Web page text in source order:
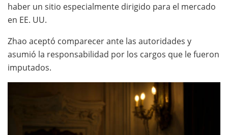
haber un sitio especialmente dirigido para el mercado
en EE. UU.
Zhao aceptó comparecer ante las autoridades y
asumió la responsabilidad por los cargos que le fueron
imputados.